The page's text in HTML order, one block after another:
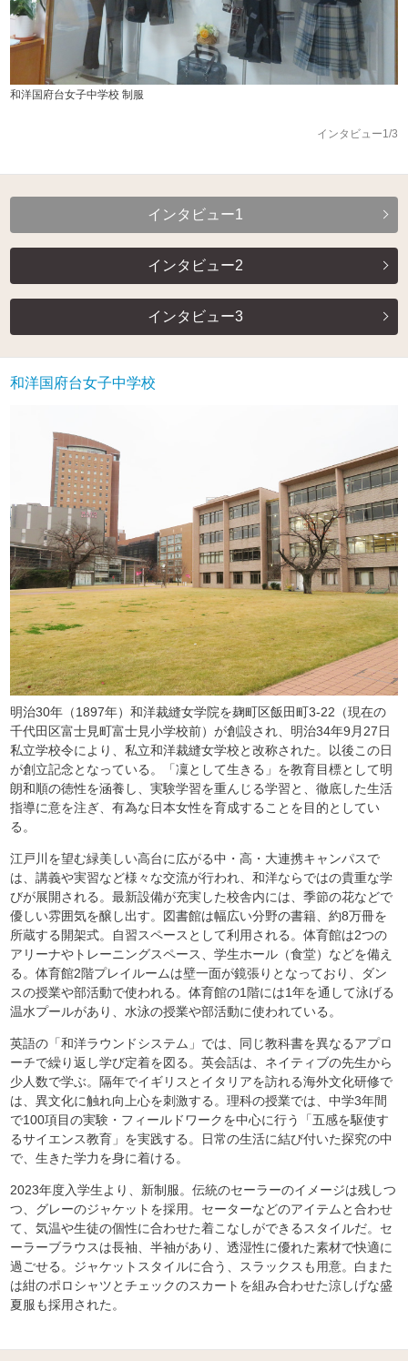
和洋国府台女子中学校 制服
インタビュー1/3
インタビュー1
インタビュー2
インタビュー3
和洋国府台女子中学校
明治30年（1897年）和洋裁縫女学院を麹町区飯田町3-22（現在の
千代田区富士見町富士見小学校前）が創設され、明治34年9月27日
私立学校令により、私立和洋裁縫女学校と改称された。以後この日
が創立記念となっている。「凜として生きる」を教育目標として明
朗和順の徳性を涵養し、実験学習を重んじる学習と、徹底した生活
指導に意を注ぎ、有為な日本女性を育成することを目的としてい
る。
江戸川を望む緑美しい高台に広がる中・高・大連携キャンパスで
は、講義や実習など様々な交流が行われ、和洋ならではの貴重な学
びが展開される。最新設備が充実した校舎内には、季節の花などで
優しい雰囲気を醸し出す。図書館は幅広い分野の書籍、約8万冊を
所蔵する開架式。自習スペースとして利用される。体育館は2つの
アリーナやトレーニングスペース、学生ホール（食堂）などを備え
る。体育館2階プレイルームは壁一面が鏡張りとなっており、ダン
スの授業や部活動で使われる。体育館の1階には1年を通して泳げる
温水プールがあり、水泳の授業や部活動に使われている。
英語の「和洋ラウンドシステム」では、同じ教科書を異なるアプロ
ーチで繰り返し学び定着を図る。英会話は、ネイティブの先生から
少人数で学ぶ。隔年でイギリスとイタリアを訪れる海外文化研修で
は、異文化に触れ向上心を刺激する。理科の授業では、中学3年間
で100項目の実験・フィールドワークを中心に行う「五感を駆使す
るサイエンス教育」を実践する。日常の生活に結び付いた探究の中
で、生きた学力を身に着ける。
2023年度入学生より、新制服。伝統のセーラーのイメージは残しつ
つ、グレーのジャケットを採用。セーターなどのアイテムと合わせ
て、気温や生徒の個性に合わせた着こなしができるスタイルだ。セ
ーラーブラウスは長袖、半袖があり、透湿性に優れた素材で快適に
過ごせる。ジャケットスタイルに合う、スラックスも用意。白また
は紺のポロシャツとチェックのスカートを組み合わせた涼しげな盛
夏服も採用された。